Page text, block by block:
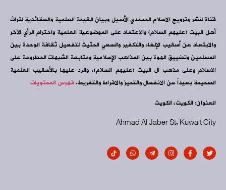
قناة لنشر وترويج الاسلام المحمدي الأصيل وبيان القيمة العلمية والعقائدية لتراث
أهل البيت (عليهم السلام) والاعتماد على الموضوعية العلمية واحترام الرأي الآخر
والابتعاد عن أساليب الإلغاء والتكفير والسعي الحثيث لتفعيل ثقافة الوحدة بين
المسلمين وتضييق الهوة بين المذاهب الإسلامية ومتابعة الشبهات المطروحة على
الاسلام وعلى مذهب آل البيت (عليهم السلام)، والرد عليها بالأساليب العلمية
الصحيحة بعيداً عن الانفعال والتحيز والافراط والتفريط.فهرس المحتويات
العنوان: الكويت، الكويت
Ahmad Al Jaber St, Kuwait City